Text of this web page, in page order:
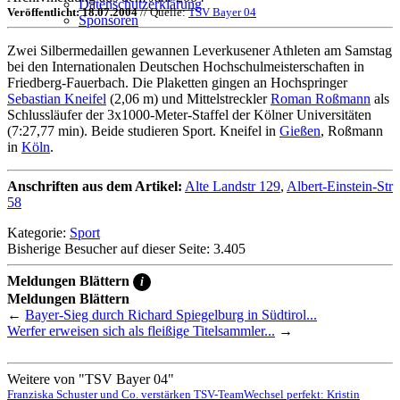
Datenschutzerklärung
Sponsoren
Veröffentlicht: 18.07.2004// Quelle:TSV Bayer 04
Zwei Silbermedaillen gewannen Leverkusener Athleten am Samstag
bei den Internationalen Deutschen Hochschulmeisterschaften in
Friedberg-Fauerbach. Die Plaketten gingen an Hochspringer
Sebastian Kneifel (2,06 m) und MittelstrecklerRoman Roßmann als
Schlussläufer der 3x1000-Meter-Staffel der Kölner Universitäten
(7:27,77 min). Beide studieren Sport. Kneifel in Gießen, Roßmann
in Köln.
Anschriften aus dem Artikel: Alte Landstr 129, Albert-Einstein-Str
58
Kategorie: Sport
Bisherige Besucher auf dieser Seite: 3.405
Meldungen Blättern i
Meldungen Blättern
← Bayer-Sieg durch Richard Spiegelburg in Südtirol...
Werfer erweisen sich als fleißige Titelsammler... →
Weitere von "TSV Bayer 04"
Franziska Schuster und Co. verstärken TSV-TeamWechsel perfekt: Kristin